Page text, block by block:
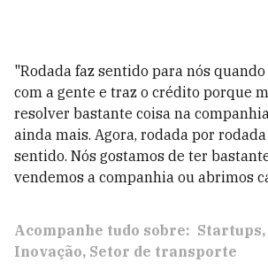
"Rodada faz sentido para nós
com a gente e traz o crédito porque
resolver bastante coisa na
ainda mais. Agora, rodada por
sentido. Nós gostamos de ter
vendemos a companhia ou abrimos
Acompanhe tudo sobre: Startups
Inovação Setor de transporte